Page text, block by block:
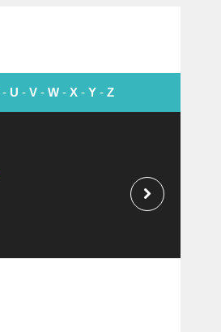
- U - V - W - X - Y - Z